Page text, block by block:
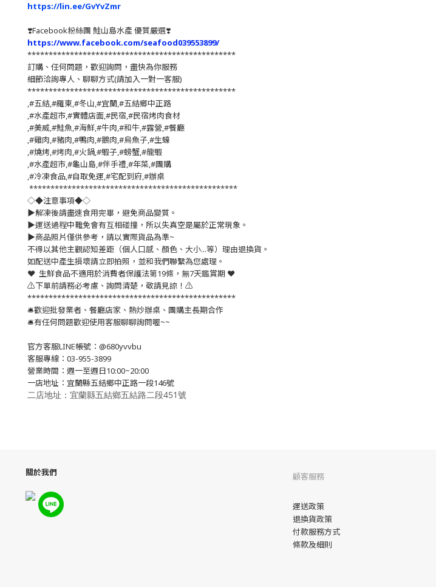
https://lin.ee/GvYvZmr
❣️Facebook粉絲團 鮭山島水產 優質嚴選❣️
https://www.facebook.com/seafood039553899/
*************************************************
訂購、任何問題，歡迎詢問，盡快為你服務
細節洽詢專人、聊聊方式(請加入一對一客服)
*************************************************
,#五結,#羅東,#冬山,#宜蘭,#五結鄉中正路
,#水產超市,#實體店面,#民宿,#民宿烤肉食材
,#美威,#鮭魚,#海鮮,#牛肉,#和牛,#露營,#餐廳
,#雞肉,#豬肉,#鴨肉,#鵝肉,#烏魚子,#生蠔
,#燒烤,#烤肉,#火鍋,#蝦子,#螃蟹,#龍蝦
,#水產超市,#龜山島,#伴手禮,#年菜,#團購
,#冷凍食品,#自取免運,#宅配到府,#辦桌
*************************************************
◇◆注意事項◆◇
▶️解凍後請盡速食用完畢，避免商品變質。
▶️運送過程中難免會有互相碰撞，所以失真空是屬於正常現象。
▶️商品照片僅供參考，請以實際貨品為準~
不得以其他主觀認知差距（個人口感、顏色、大小...等）理由退換貨。
如配送中產生損壞請立即拍照，並和我們聯繫為您處理。
❤️ 生鮮食品不適用於消費者保護法第19條，無7天鑑賞期 ❤️
⚠️下單前請務必考慮、詢問清楚，敬請見諒！⚠️
*************************************************
🛎歡迎批發業者、餐廳店家、熱炒辦桌、團購主長期合作
🛎有任何問題歡迎使用客服聊聊詢問喔~~
官方客服LINE帳號：@680yvvbu
客服專線：03-955-3899
營業時間：週一至週日10:00~20:00
一店地址：宜蘭縣五結鄉中正路一段146號
二店地址：宜蘭縣五結鄉五結路二段451號
關於我們 顧客服務
運送政策
退換貨政策
付款服務方式
條款及細則